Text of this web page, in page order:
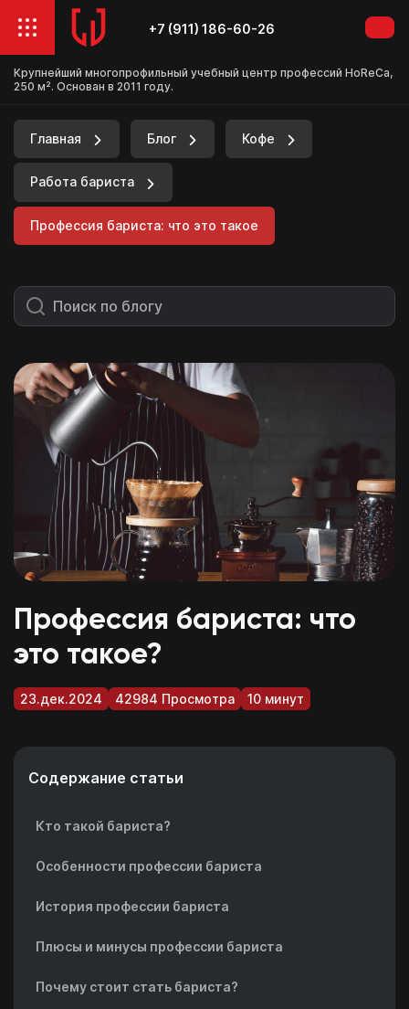
Крупнейший многопрофильный учебный центр профессий HoReCa,
250 м². Основан в 2011 году.
+7 (911) 186-60-26
Главная Блог Кофе
Работа бариста
Профессия бариста: что это такое
Профессия бариста: что
это такое?
23.дек.2024 42984 Просмотра 10 минут
Содержание статьи
Кто такой бариста?
Особенности профессии бариста
История профессии бариста
Плюсы и минусы профессии бариста
Почему стоит стать бариста?